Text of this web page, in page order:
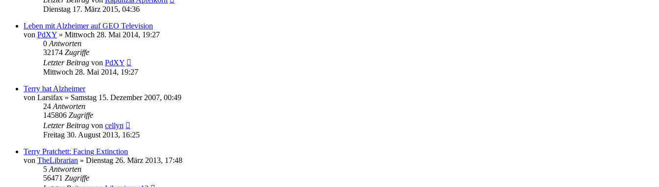
Dienstag 17. März 2015, 04:36
Leben mit Alzheimer auf GEO Television
von PdXY » Mittwoch 28. Mai 2014, 19:27
0 Antworten
32174 Zugriffe
Letzter Beitrag von PdXY
Mittwoch 28. Mai 2014, 19:27
Terry hat Alzheimer
von Larsifax » Samstag 15. Dezember 2007, 00:49
24 Antworten
145806 Zugriffe
Letzter Beitrag von cellyn
Freitag 30. August 2013, 16:25
Terry Pratchett: Facing Extinction
von TheLibrarian » Dienstag 26. März 2013, 17:48
5 Antworten
56471 Zugriffe